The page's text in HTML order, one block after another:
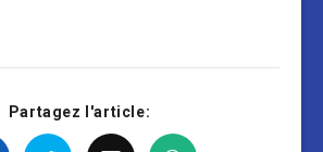
Partagez l'article: